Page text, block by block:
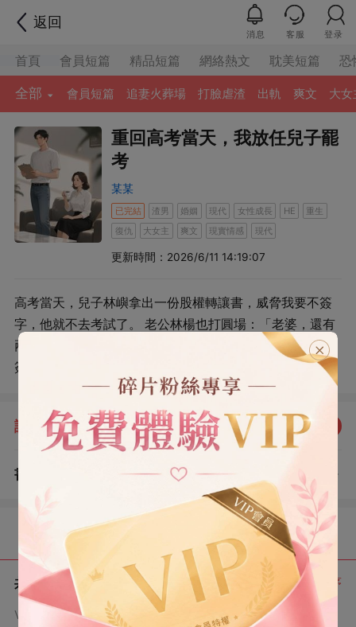
返回
消息 客服 登录
首頁 會員短篇 精品短篇 網絡熱文 耽美短篇 恐
全部 會員短篇 追妻火葬場 打臉虐渣 出軌 爽文 大女
重回高考當天，我放任兒子罷
考
某某
已完結 渣男 婚姻 現代 女性成長 HE
重生
復仇
大女主 爽文 現實情感 現代
更新時間：2026/6/11 14:19:07
高考當天，兒子林嶼拿出一份股權轉讓書，威脅我要不簽
字，他就不去考試了。 老公林楊也打圓場：「老婆，還有
兩小時就得考試了，反正咱們的財產最後都是他的，你就
簽個字，讓他安心去考試吧。」 我拿過股權轉讓書，在林
嶼和林楊期待的目光下，把檔案撕了個粉碎：「不想考就
別去考。」 上一世，我心疼兒子寒窗苦讀，唯恐因為我，
導致兒子考不好，二話不說就在股權轉讓書上簽了字。 可
林嶼考上名牌大學後，他們父子卻牽著一美貌婦人把我送
去了精神病院。 林嶼甚至假惺惺淌了幾滴眼：「感謝你多
年付出，如今我親媽回來了，你也該去精神病院享清福
了。」 那時我才知道，林嶼竟然是老公和別人所生的私生
子。 再睜眼回到高考這一日，我管他考不考。 狼心狗肺的
人，前程盡毀才好。
評分：5.0 點我評分
書評 查看評論
共 6 章 正序
VIP章節可通過金幣購買提前點讀